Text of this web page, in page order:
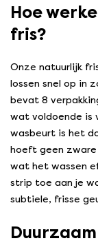
Hoe
fris?
Onze natuurlijk
lossen snel op in
bevat 8
wat voldoende is
wasbeurt is het
hoeft geen
wat het wassen
strip toe aan je
subtiele, frisse